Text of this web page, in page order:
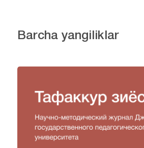
Barcha yangiliklar